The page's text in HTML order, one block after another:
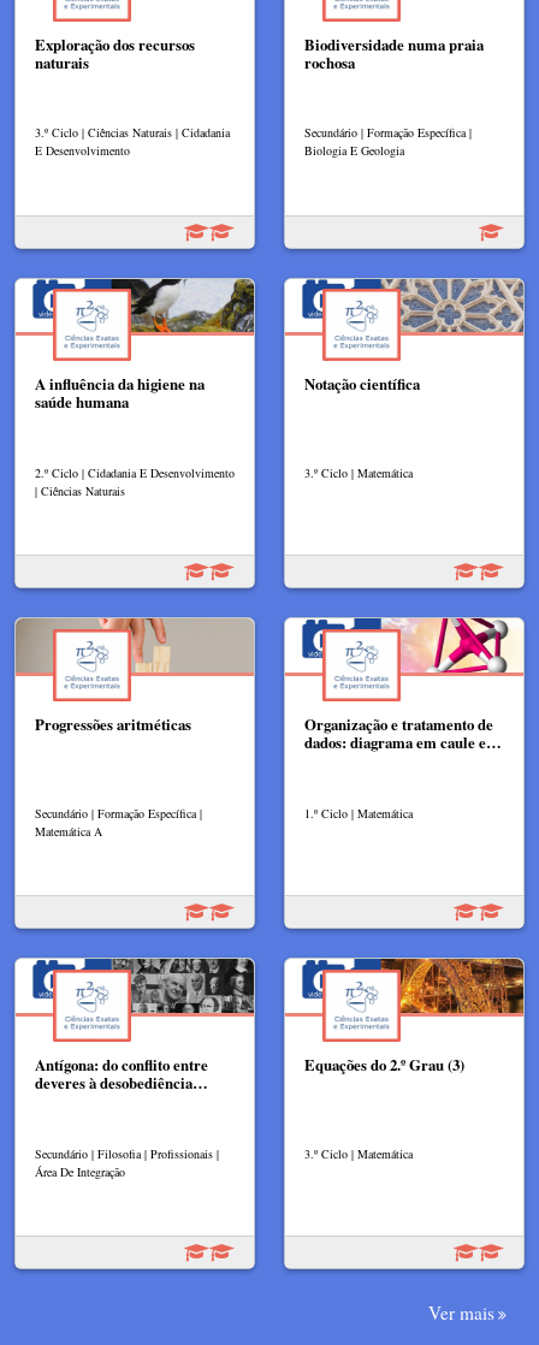
Exploração dos recursos
naturais
3.º Ciclo | Ciências Naturais | Cidadania
E Desenvolvimento
Biodiversidade numa praia
rochosa
Secundário | Formação Específica |
Biologia E Geologia
A influência da higiene na
saúde humana
2.º Ciclo | Cidadania E Desenvolvimento
| Ciências Naturais
Notação científica
3.º Ciclo | Matemática
Progressões aritméticas
Secundário | Formação Específica |
Matemática A
Organização e tratamento de
dados: diagrama em caule e…
1.º Ciclo | Matemática
Antígona: do conflito entre
deveres à desobediência…
Secundário | Filosofia | Profissionais |
Área De Integração
Equações do 2.º Grau (3)
3.º Ciclo | Matemática
Ver mais